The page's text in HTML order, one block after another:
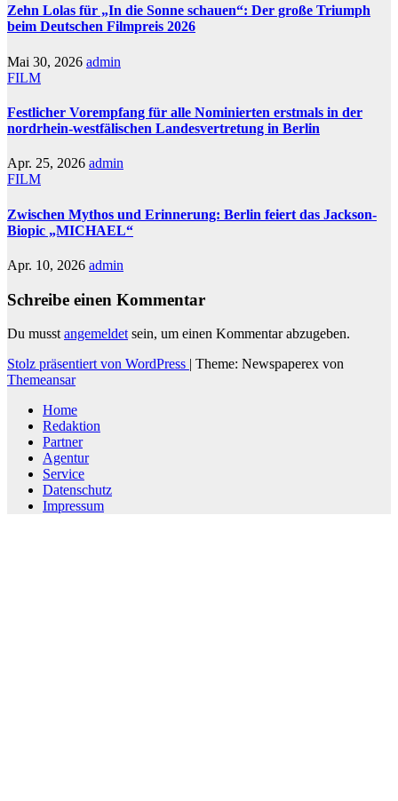
Zehn Lolas für „In die Sonne schauen“: Der große Triumph
beim Deutschen Filmpreis 2026
Mai 30, 2026 admin
FILM
Festlicher Vorempfang für alle Nominierten erstmals in der
nordrhein-westfälischen Landesvertretung in Berlin
Apr. 25, 2026 admin
FILM
Zwischen Mythos und Erinnerung: Berlin feiert das Jackson-
Biopic „MICHAEL“
Apr. 10, 2026 admin
Schreibe einen Kommentar
Du musst angemeldet sein, um einen Kommentar abzugeben.
Stolz präsentiert von WordPress | Theme: Newspaperex von
Themeansar
Home
Redaktion
Partner
Agentur
Service
Datenschutz
Impressum